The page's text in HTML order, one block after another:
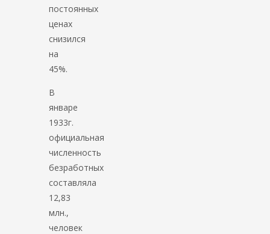
постоянных
ценах
снизился
на
45%.
В
январе
1933г.
официальная
численность
безработных
составляла
12,83
млн.,
человек